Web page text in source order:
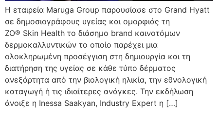
Η εταιρεία Maruga Group παρουσίασε στο Grand Hyatt
σε δημοσιογράφους υγείας και ομορφιάς τη
ZO® Skin Health το διάσημο brand καινοτόμων
δερμοκαλλυντικών το οποίο παρέχει μια
ολοκληρωμένη προσέγγιση στη δημιουργία και τη
διατήρηση της υγείας σε κάθε τύπο δέρματος
ανεξάρτητα από την βιολογική ηλικία, την εθνολογική
καταγωγή ή τις ιδιαίτερες ανάγκες. Την εκδήλωση
άνοιξε η Inessa Saakyan, Industry Expert η […]